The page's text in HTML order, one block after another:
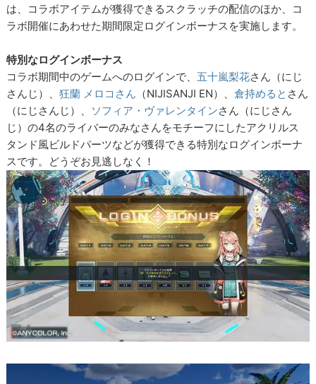
は、コラボアイテムが獲得できるスクラッチの配信のほか、コ
ラボ開催にあわせた期間限定ログインボーナスを実施します。
特別なログインボーナス
コラボ期間中のゲームへのログインで、 五十嵐梨花さん（にじ
さんじ）、狂蘭 メロコさん （NIJISANJI EN）、倉持めると さん
（にじさんじ）、
ソフィア・ヴァレンタインさん（にじさん
じ）の4名のライバーのみなさんをモチーフにしたアクリルス
タンド風ビルドパーツなどが獲得できる特別なログインボーナ
スです。どうぞお見逃しなく！